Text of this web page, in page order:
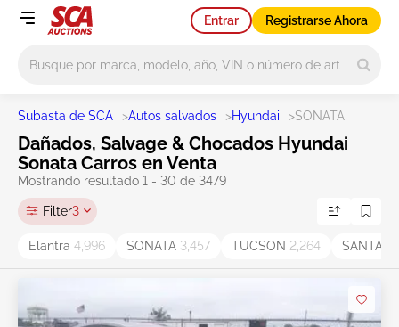
Entrar Registrarse Ahora
Subasta de SCA >Autos salvados >Hyundai >SONATA
Dañados, Salvage & Chocados Hyundai
Sonata Carros en Venta
Mostrando resultado 1 - 30 de 3479
Filter3
Elantra 4,996 SONATA 3,457 TUCSON 2,264 SANTA